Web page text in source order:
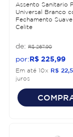
Assento Sanitario
Universal Branco
Fechamento
Celite
R$ 267,90
R$ 225 99
Em até 10x R$ 22,
juros